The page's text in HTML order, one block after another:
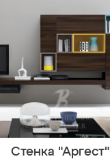
Стенка "Аргест"